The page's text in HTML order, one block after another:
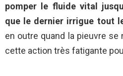
pomper le fluide vital
que le dernier irrigue tout
en outre quand la pieuvre se
cette action très fatigante